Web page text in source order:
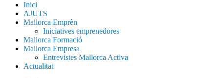
Inici
AJUTS
Mallorca Emprèn
Iniciatives emprenedores
Mallorca Formació
Mallorca Empresa
Entrevistes Mallorca Activa
Actualitat